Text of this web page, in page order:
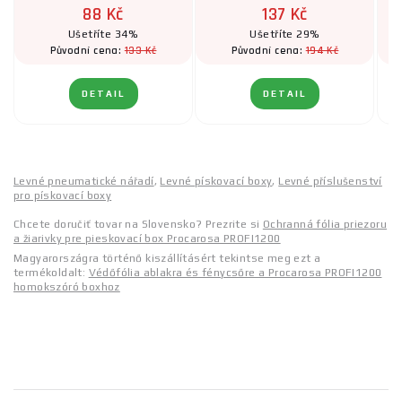
88 Kč
Ušetříte 34%
Původní cena:133 Kč
DETAIL
137 Kč
Ušetříte 29%
Původní cena:194 Kč
DETAIL
Levné pneumatické nářadí, Levné pískovací boxy, Levné příslušenství
pro pískovací boxy
Chcete doručiť tovar na Slovensko? Prezrite si Ochranná fólia priezoru
a žiarivky pre pieskovací box Procarosa PROFI1200
Magyarországra történő kiszállításért tekintse meg ezt a
termékoldalt: Védőfólia ablakra és fénycsőre a Procarosa PROFI1200
homokszóró boxhoz